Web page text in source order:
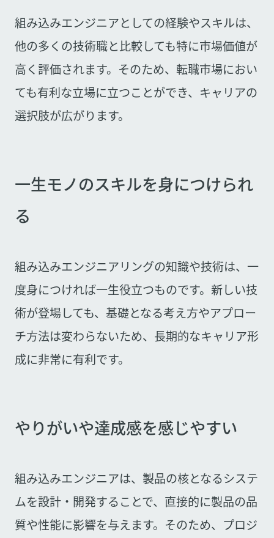
組み込みエンジニアとしての経験やスキルは、
他の多くの技術職と比較しても特に市場価値が
高く評価されます。そのため、転職市場におい
ても有利な立場に立つことができ、キャリアの
選択肢が広がります。
一生モノのスキルを身につけられ
る
組み込みエンジニアリングの知識や技術は、一
度身につければ一生役立つものです。新しい技
術が登場しても、基礎となる考え方やアプロー
チ方法は変わらないため、長期的なキャリア形
成に非常に有利です。
やりがいや達成感を感じやすい
組み込みエンジニアは、製品の核となるシステ
ムを設計・開発することで、直接的に製品の品
質や性能に影響を与えます。そのため、プロジ